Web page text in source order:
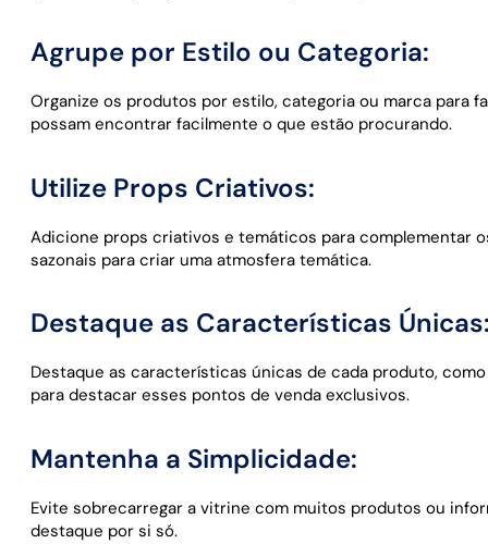
Agrupe por Estilo ou Categoria:
Organize os produtos por estilo, categoria ou marca para
possam encontrar facilmente o que estão procurando.
Utilize Props Criativos:
Adicione props criativos e temáticos para complementar
sazonais para criar uma atmosfera temática.
Destaque as Características
Destaque as características únicas de cada produto,
para destacar esses pontos de venda exclusivos.
Mantenha a Simplicidade:
Evite sobrecarregar a vitrine com muitos produtos ou
destaque por si só.